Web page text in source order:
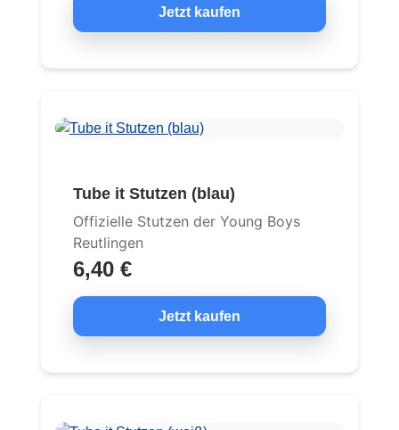
Jetzt kaufen
Tube it Stutzen (blau)
Offizielle Stutzen der Young Boys
Reutlingen
6,40 €
Jetzt kaufen